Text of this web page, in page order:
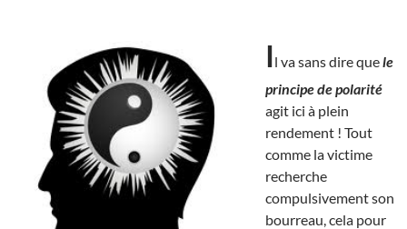
Il va sans dire quele
principe de polarité
agit ici à plein
rendement ! Tout
comme la victime
recherche
compulsivement son
bourreau, cela pour